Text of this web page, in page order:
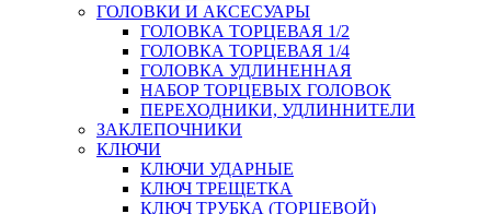
ГОЛОВКИ И АКСЕСУАРЫ
ГОЛОВКА ТОРЦЕВАЯ 1/2
ГОЛОВКА ТОРЦЕВАЯ 1/4
ГОЛОВКА УДЛИНЕННАЯ
НАБОР ТОРЦЕВЫХ ГОЛОВОК
ПЕРЕХОДНИКИ, УДЛИННИТЕЛИ
ЗАКЛЕПОЧНИКИ
КЛЮЧИ
КЛЮЧИ УДАРНЫЕ
КЛЮЧ ТРЕЩЕТКА
КЛЮЧ ТРУБКА (ТОРЦЕВОЙ)